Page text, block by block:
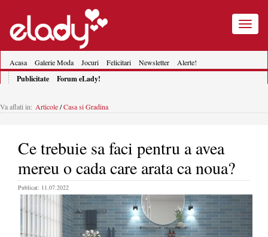
Toggle
Acasa Galerie Moda Jocuri Felicitari Newsletter Alerte!
Publicitate Forum eLady!
Va aflati in: Articole/Casa si Gradina
Ce trebuie sa faci pentru a avea
mereu o cada care arata ca noua?
Publicat: 11.07.2022